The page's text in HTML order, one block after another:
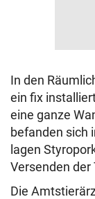
In den
ein fix
eine ganze
befanden sich
lagen
Versenden
Die